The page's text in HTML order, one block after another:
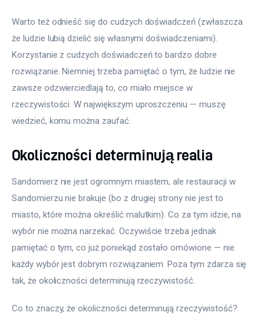
Warto też odnieść się do cudzych doświadczeń (zwłaszcza
że ludzie lubią dzielić się własnymi doświadczeniami).
Korzystanie z cudzych doświadczeń to bardzo dobre
rozwiązanie. Niemniej trzeba pamiętać o tym, że ludzie nie
zawsze odzwierciedlają to, co miało miejsce w
rzeczywistości. W największym uproszczeniu — muszę
wiedzieć, komu można zaufać.
Okoliczności determinują realia
Sandomierz nie jest ogromnym miastem, ale restauracji w
Sandomierzu nie brakuje (bo z drugiej strony nie jest to
miasto, które można określić malutkim). Co za tym idzie, na
wybór nie można narzekać. Oczywiście trzeba jednak
pamiętać o tym, co już poniekąd zostało omówione — nie
każdy wybór jest dobrym rozwiązaniem. Poza tym zdarza się
tak, że okoliczności determinują rzeczywistość.
Co to znaczy, że okoliczności determinują rzeczywistość?